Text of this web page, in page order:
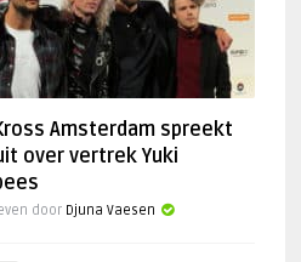
Amsterdam spreekt
over vertrek Yuki
door Djuna Vaesen